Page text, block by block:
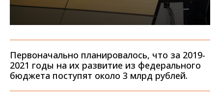
Первоначально планировалось, что за 2019-
2021 годы на их развитие из федерального
бюджета поступят около 3 млрд рублей.